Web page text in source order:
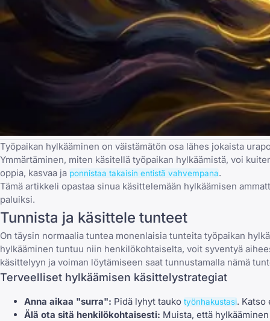
Työpaikan hylkääminen on väistämätön osa lähes jokaista
Ymmärtäminen, miten käsitellä työpaikan hylkäämistä, voi
oppia, kasvaa ja ponnistaa takaisin entistä vahvempana.
Tämä artikkeli opastaa sinua käsittelemään hylkäämisen
paluiksi.
Tunnista ja käsittele tunteet
On täysin normaalia tuntea monenlaisia tunteita työpaikan
hylkääminen tuntuu niin henkilökohtaiselta, voit syventyä
käsittelyyn ja voiman löytämiseen saat tunnustamalla nämä
Terveelliset hylkäämisen käsittelystrategiat
Anna aikaa "surra": Pidä lyhyt tauko työnhakustasi. Katso
Älä ota sitä henkilökohtaisesti: Muista, että